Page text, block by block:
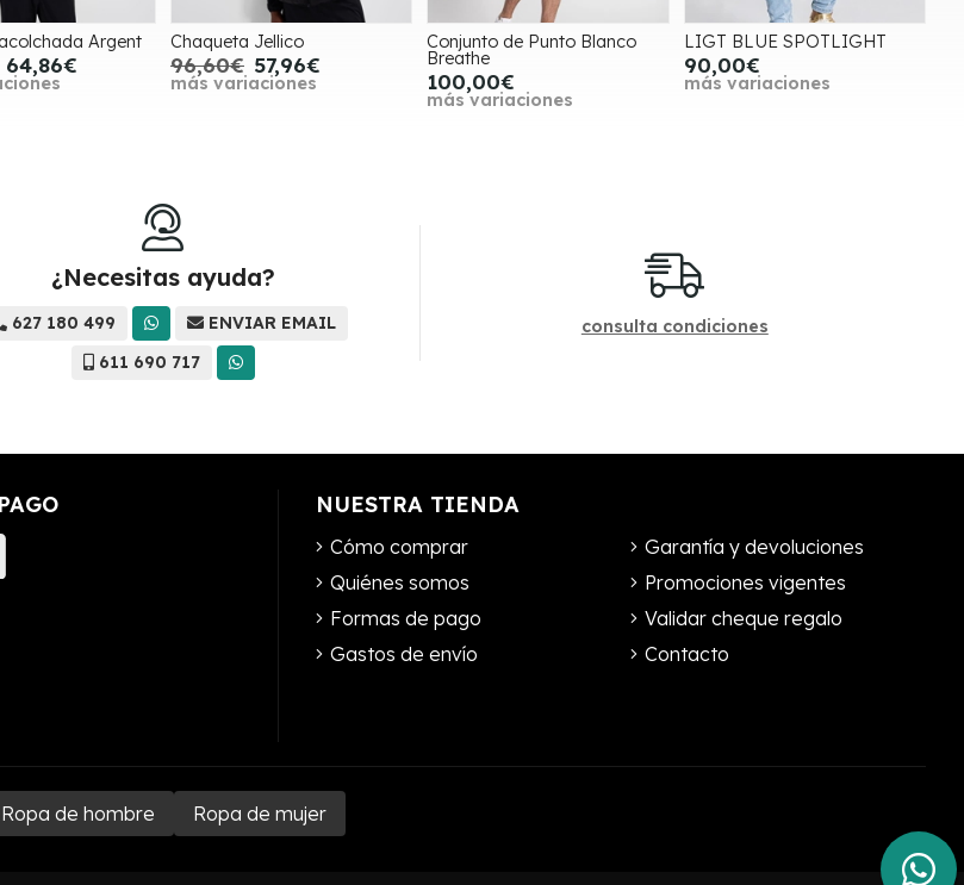
Argent
64,86€
Chaqueta Jellico
96,60€ 57,96€
más variaciones
Conjunto de Punto Blanco
Breathe
100,00€
más variaciones
LIGT BLUE SPOTLIGHT
90,00€
más variaciones
¿Necesitas ayuda?
627 180 499
ENVIAR EMAIL
611 690 717
consulta condiciones
NUESTRA TIENDA
Cómo comprar
Quiénes somos
Formas de pago
Gastos de envío
Garantía y devoluciones
Promociones vigentes
Validar cheque regalo
Contacto
Ropa de hombre Ropa de mujer